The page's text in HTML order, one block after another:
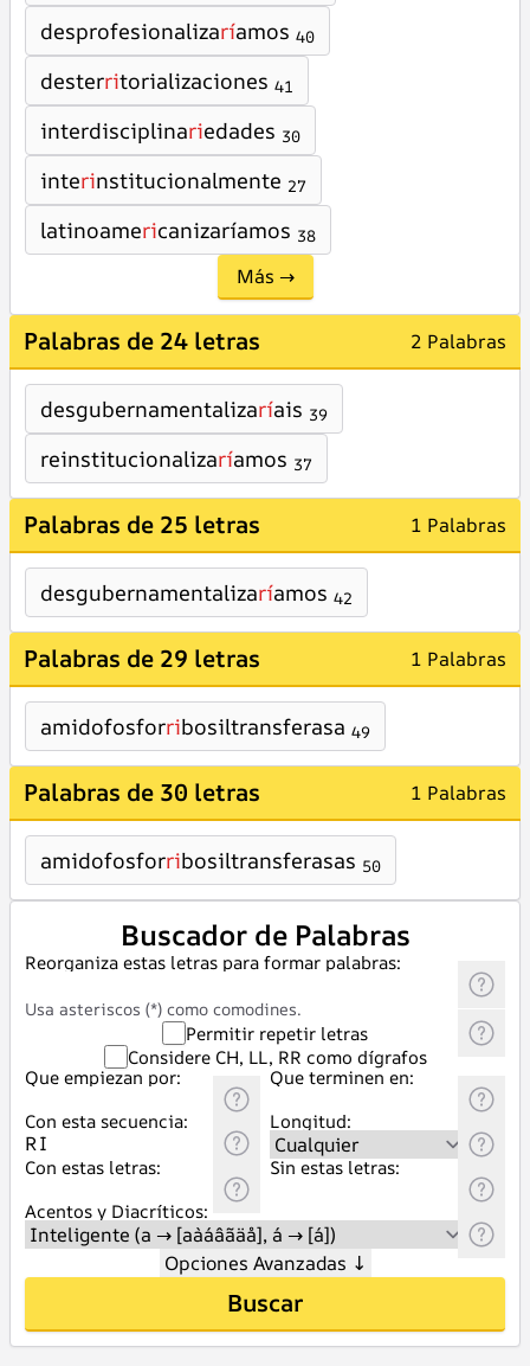
desprofesionalizaríamos 40
desterritorializaciones 41
interdisciplinariedades 30
interinstitucionalmente 27
latinoamericanizaríamos 38
Más →
Palabras de 24 letras 2 Palabras
desgubernamentalizaríais 39
reinstitucionalizaríamos 37
Palabras de 25 letras 1 Palabras
desgubernamentalizaríamos 42
Palabras de 29 letras 1 Palabras
amidofosforribosiltransferasa 49
Palabras de 30 letras 1 Palabras
amidofosforribosiltransferasas 50
Buscador de Palabras
Reorganiza estas letras para formar palabras:
Usa asteriscos (*) como comodines.
Permitir repetir letras
Considere CH, LL, RR como dígrafos
Que empiezan por:
Que terminen en:
Con esta secuencia:
Longitud:
Con estas letras:
Sin estas letras:
Acentos y Diacríticos:
Opciones Avanzadas ↓
Buscar